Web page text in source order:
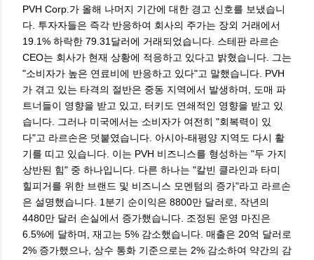
PVH Corp.가 올해 나머지 기간에 대한 경고 신호를 보냈습니
다. 투자자들은 즉각 반응하여 회사의 주가는 장외 거래에서
19.1% 하락한 79.31달러에 거래되었습니다. 스테판 라르손
CEO는 회사가 현재 상황에 적응하고 있다고 밝혔습니다. 그는
"소비자가 높은 연료비에 반응하고 있다"고 말했습니다. PVH
가 겪고 있는 타격의 절반은 중동 지역에서 발생하며, 도매 파
트너들이 영향을 받고 있고, 터키도 연쇄적인 영향을 받고 있
습니다. 그러나 미국에서는 소비자가 여전히 "회복력이 있
다"고 라르손은 덧붙였습니다. 아시아-태평양 지역도 다시 활
기를 띠고 있습니다. 이는 PVH 비즈니스를 형성하는 "두 가지
상반된 힘" 중 하나입니다. 다른 하나는 "칼빈 클라인과 타미
힐피거를 위한 브랜드 및 비즈니스 모멘텀의 증가"라고 라르손
은 설명했습니다. 1분기 순이익은 8800만 달러로, 작년의
4480만 달러 손실에서 증가했습니다. 조정된 운영 마진은
6.5%에 달하며, 재고는 5% 감소했습니다. 매출은 20억 달러로
2% 증가했으나, 상수 통화 기준으로는 2% 감소하여 약간의 감